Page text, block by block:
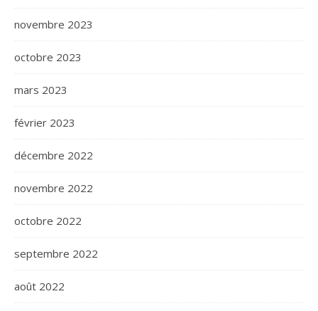
novembre 2023
octobre 2023
mars 2023
février 2023
décembre 2022
novembre 2022
octobre 2022
septembre 2022
août 2022